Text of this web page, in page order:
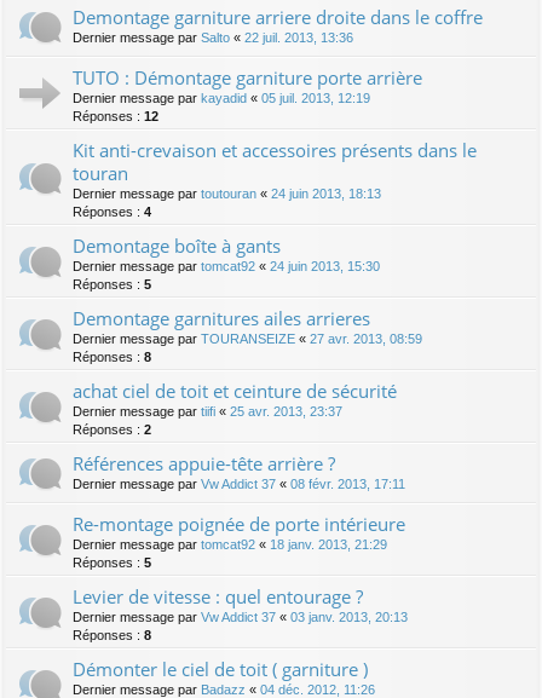
Demontage garniture arriere droite dans le coffre
Dernier message par Salto « 22 juil. 2013, 13:36
TUTO : Démontage garniture porte arrière
Dernier message par kayadid « 05 juil. 2013, 12:19
Réponses : 12
Kit anti-crevaison et accessoires présents dans le
touran
Dernier message par toutouran « 24 juin 2013, 18:13
Réponses : 4
Demontage boîte à gants
Dernier message par tomcat92 « 24 juin 2013, 15:30
Réponses : 5
Demontage garnitures ailes arrieres
Dernier message par TOURANSEIZE « 27 avr. 2013, 08:59
Réponses : 8
achat ciel de toit et ceinture de sécurité
Dernier message par tiifi « 25 avr. 2013, 23:37
Réponses : 2
Références appuie-tête arrière ?
Dernier message par Vw Addict 37 « 08 févr. 2013, 17:11
Re-montage poignée de porte intérieure
Dernier message par tomcat92 « 18 janv. 2013, 21:29
Réponses : 5
Levier de vitesse : quel entourage ?
Dernier message par Vw Addict 37 « 03 janv. 2013, 20:13
Réponses : 8
Démonter le ciel de toit ( garniture )
Dernier message par Badazz « 04 déc. 2012, 11:26